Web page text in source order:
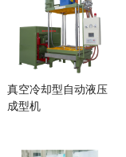
真空冷却型自动液压
成型机